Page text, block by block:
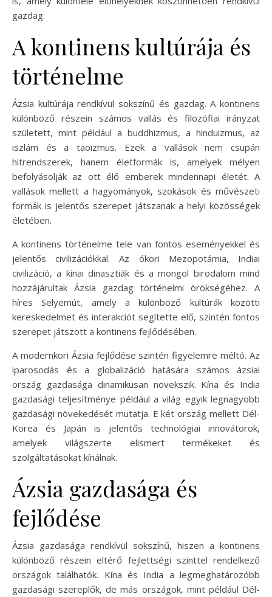
gazdag.
A kontinens kultúrája és
történelme
Ázsia kultúrája rendkívül sokszínű és gazdag. A kontinens
különböző részein számos vallás és filozófiai irányzat
született, mint például a buddhizmus, a hinduizmus, az
iszlám és a taoizmus. Ezek a vallások nem csupán
hitrendszerek, hanem életformák is, amelyek mélyen
befolyásolják az ott élő emberek mindennapi életét. A
vallások mellett a hagyományok, szokások és művészeti
formák is jelentős szerepet játszanak a helyi közösségek
életében.
A kontinens történelme tele van fontos eseményekkel és
jelentős civilizációkkal. Az ókori Mezopotámia, Indiai
civilizáció, a kínai dinasztiák és a mongol birodalom mind
hozzájárultak Ázsia gazdag történelmi örökségéhez. A
híres Selyemút, amely a különböző kultúrák közötti
kereskedelmet és interakciót segítette elő, szintén fontos
szerepet játszott a kontinens fejlődésében.
A modernkori Ázsia fejlődése szintén figyelemre méltó. Az
iparosodás és a globalizáció hatására számos ázsiai
ország gazdasága dinamikusan növekszik. Kína és India
gazdasági teljesítménye például a világ egyik legnagyobb
gazdasági növekedését mutatja. E két ország mellett Dél-
Korea és Japán is jelentős technológiai innovátorok,
amelyek világszerte elismert termékeket és
szolgáltatásokat kínálnak.
Ázsia gazdasága és
fejlődése
Ázsia gazdasága rendkívül sokszínű, hiszen a kontinens
különböző részein eltérő fejlettségi szinttel rendelkező
országok találhatók. Kína és India a legmeghatározóbb
gazdasági szereplők, de más országok, mint például Dél-